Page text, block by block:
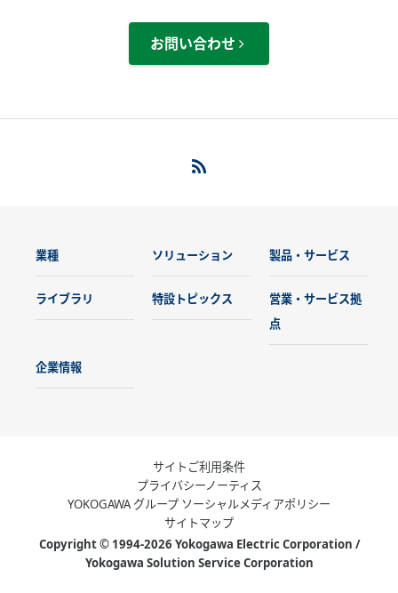
お問い合わせ
業種 ソリューション 製品・サービス
ライブラリ 特設トピックス
営業・サービス拠
点
企業情報
サイトご利用条件
プライバシーノーティス
YOKOGAWA グループ ソーシャルメディアポリシー
サイトマップ
Copyright © 1994-2026 Yokogawa Electric Corporation /
Yokogawa Solution Service Corporation